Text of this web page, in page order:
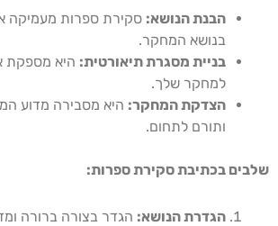
הבנת הנושא: סקירת ספרות מעמיקה
בנושא המחקר.
בניית מסגרת תיאורטית: היא מספקת
למחקר שלך.
הצדקת המחקר: היא מסבירה מדוע
ותורם לתחום.
שלבים בכתיבת סקירת ספרות:
הגדרת הנושא: הגדר בצורה ברורה